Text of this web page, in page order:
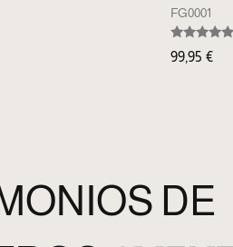
FG0001
Valorado
con
99,95 €
DE